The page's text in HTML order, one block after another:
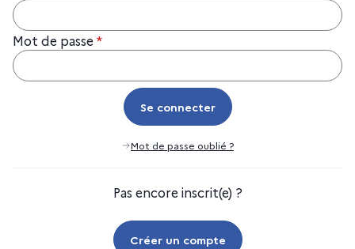
Mot de passe *
Se connecter
Se connecter
Mot de passe oublié ?
Pas encore inscrit(e) ?
Créer un compte